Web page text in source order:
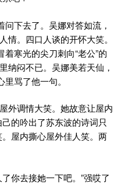
问下去了。吴娜对答如流，
情。四口人谈的开怀大笑。
着寒光的尖刀刺向“老公”的
纳闷不已。吴娜美若天仙，
骂了他一句。
外调情大笑。她故意让屋内
己的吟出了苏东波的诗词只
屋内撕心屋外佳人笑。两
你去接她一下吧。”强哎了